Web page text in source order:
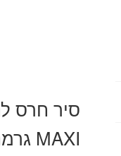
MAXI גרמניה